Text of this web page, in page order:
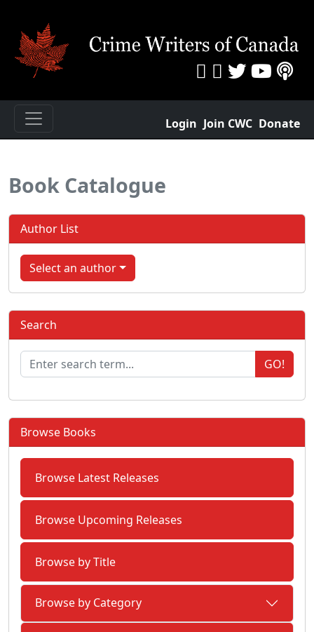
Login Join CWC Donate
Book Catalogue
Author List
Select an author
Search
GO!
Browse Books
Browse Latest Releases
Browse Upcoming Releases
Browse by Title
Browse by Category